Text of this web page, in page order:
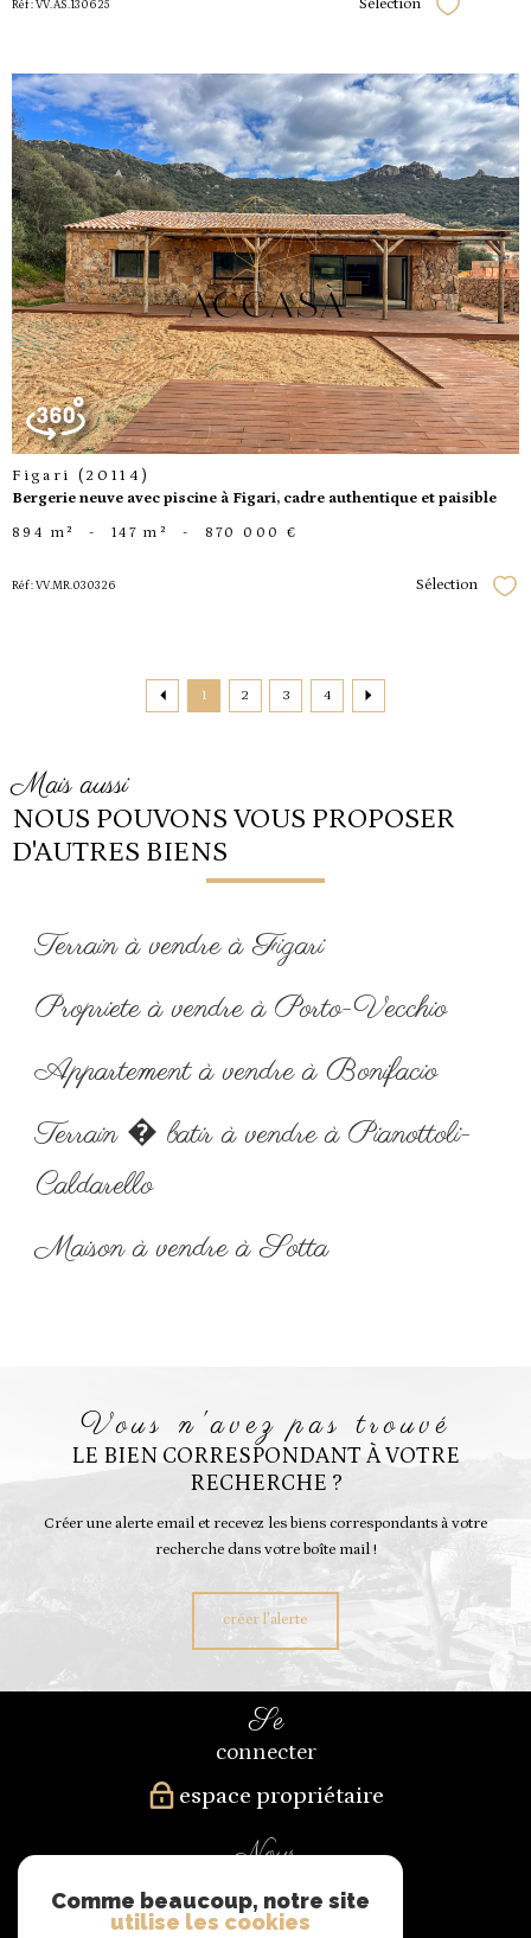
Réf : VV.AS.130625 Sélection Sélectionner
voir le
bien
Figari (20114)
Bergerie neuve avec piscine à Figari, cadre authentique et paisible
894 m² - 147 m² - 870 000 €
Réf : VV.MR.030326 Sélection
1 2 3 4
mais aussi
NOUS POUVONS VOUS PROPOSER
D'AUTRES BIENS
Terrain à vendre à Figari
Propriete à vendre à Porto-Vecchio
Appartement à vendre à Bonifacio
Terrain � batir à vendre à Pianottoli-
Caldarello
Maison à vendre à Sotta
vous n'avez pas trouvé
LE BIEN CORRESPONDANT À VOTRE
RECHERCHE ?
Créer une alerte email et recevez les biens correspondants à votre
recherche dans votre boîte mail !
créer l'alerte
se
connecter
espace propriétaire
nous
Comme beaucoup, notre site
utilise les cookies